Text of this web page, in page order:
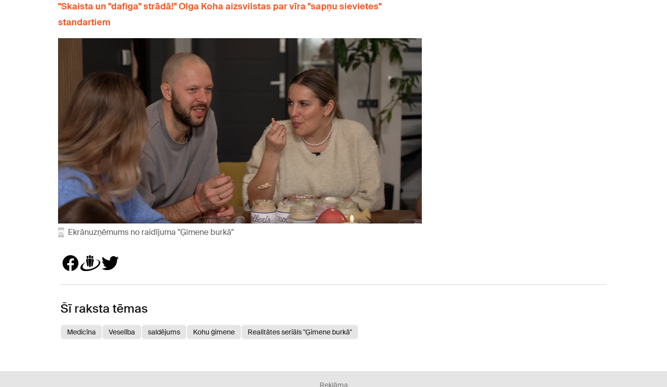
"Skaista un "dafiga" strādā!" Olga Koha aizsvilstas par vīra "sapņu sievietes"
standartiem
Ekrānuzņēmums no raidījuma "Ģimene burkā"
Šī raksta tēmas
Medicīna Veselība saldējums Kohu ģimene Realitātes seriāls "Ģimene burkā"
Reklāma